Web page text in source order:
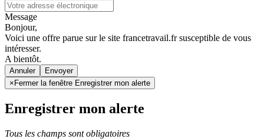
Message
Bonjour,
Voici une offre parue sur le site francetravail.fr susceptible de vous
intéresser.
A bientôt.
Annuler
× Fermer la fenêtre Enregistrer mon alerte
Enregistrer mon alerte
Tous les champs sont obligatoires